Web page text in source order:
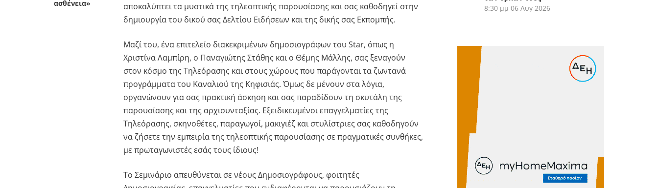
ασθένεια»
αποκαλύπτει τα μυστικά της τηλεοπτικής παρουσίασης και σας καθοδηγεί στην
δημιουργία του δικού σας Δελτίου Ειδήσεων και της δικής σας Εκπομπής.
Μαζί του, ένα επιτελείο διακεκριμένων δημοσιογράφων του Star, όπως η
Χριστίνα Λαμπίρη, ο Παναγιώτης Στάθης και ο Θέμης Μάλλης, σας ξεναγούν
στον κόσμο της Τηλεόρασης και στους χώρους που παράγονται τα ζωντανά
προγράμματα του Καναλιού της Κηφισιάς. Όμως δε μένουν στα λόγια,
οργανώνουν για σας πρακτική άσκηση και σας παραδίδουν τη σκυτάλη της
παρουσίασης και της αρχισυνταξίας. Εξειδικευμένοι επαγγελματίες της
Τηλεόρασης, σκηνοθέτες, παραγωγοί, μακιγιέζ και στυλίστριες σας καθοδηγούν
να ζήσετε την εμπειρία της τηλεοπτικής παρουσίασης σε πραγματικές συνθήκες,
με πρωταγωνιστές εσάς τους ίδιους!
Το Σεμινάριο απευθύνεται σε νέους Δημοσιογράφους, φοιτητές
8:30 μμ 06 Αυγ 2026